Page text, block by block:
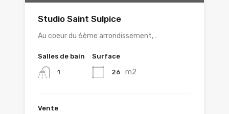
Studio Saint Sulpice
Au coeur du 6ème arrondissement,…
Salles de bain
1
Surface
26 m2
Vente